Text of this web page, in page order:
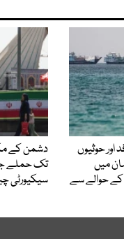
حوثیوں
میں
حوالے سے
دشمن کے
تک حملے
سیکیورٹی